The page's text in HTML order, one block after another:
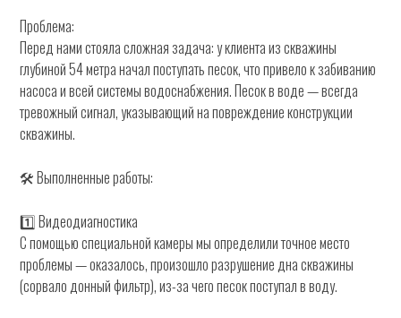
Проблема:
Перед нами стояла сложная задача: у клиента из скважины
глубиной 54 метра начал поступать песок, что привело к забиванию
насоса и всей системы водоснабжения. Песок в воде — всегда
тревожный сигнал, указывающий на повреждение конструкции
скважины.
🛠 Выполненные работы:
1️⃣ Видеодиагностика
С помощью специальной камеры мы определили точное место
проблемы — оказалось, произошло разрушение дна скважины
(сорвало донный фильтр), из-за чего песок поступал в воду.